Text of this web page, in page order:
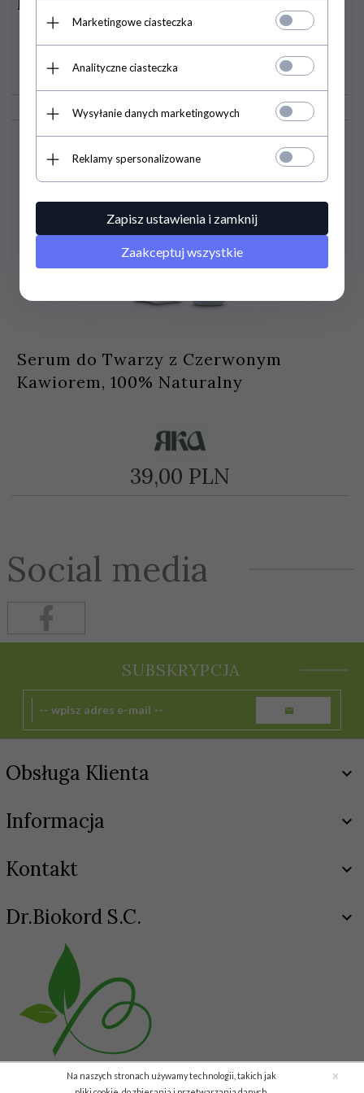
26,00
Serum do Twarzy z Czerwonym
Kawiorem, 100% Naturalny
39,00 PLN
Social media
SUBSKRYPCJA
Obsługa Klienta
Informacja
Kontakt
Dr.Biokord S.C.
Marketingowe ciasteczka
Analityczne ciasteczka
Wysyłanie danych marketingowych
Reklamy spersonalizowane
Zapisz ustawienia i zamknij
Zaakceptuj wszystkie
Na naszych stronach używamy technologii, takich jak
x